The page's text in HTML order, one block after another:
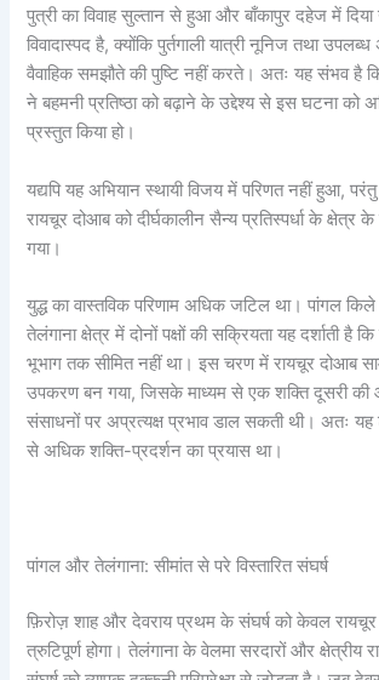
पुत्री का विवाह सुल्तान से हुआ और बाँकापुर दहेज में
विवादास्पद है, क्योंकि पुर्तगाली यात्री नूनिज तथा
वैवाहिक समझौते की पुष्टि नहीं करते। अतः यह संभव है कि
ने बहमनी प्रतिष्ठा को बढ़ाने के उद्देश्य से इस घटना को
प्रस्तुत किया हो।
यद्यपि यह अभियान स्थायी विजय में परिणत नहीं हुआ,
रायचूर दोआब को दीर्घकालीन सैन्य प्रतिस्पर्धा के क्षेत्र
गया।
युद्ध का वास्तविक परिणाम अधिक जटिल था। पांगल किले
तेलंगाना क्षेत्र में दोनों पक्षों की सक्रियता यह दर्शाती है
भूभाग तक सीमित नहीं था। इस चरण में रायचूर दोआब
उपकरण बन गया, जिसके माध्यम से एक शक्ति दूसरी की
संसाधनों पर अप्रत्यक्ष प्रभाव डाल सकती थी। अतः यह
से अधिक शक्ति-प्रदर्शन का प्रयास था।
पांगल और तेलंगाना: सीमांत से परे विस्तारित संघर्ष
फ़िरोज़ शाह और देवराय प्रथम के संघर्ष को केवल
त्रुटिपूर्ण होगा। तेलंगाना के वेलमा सरदारों और क्षेत्रीय